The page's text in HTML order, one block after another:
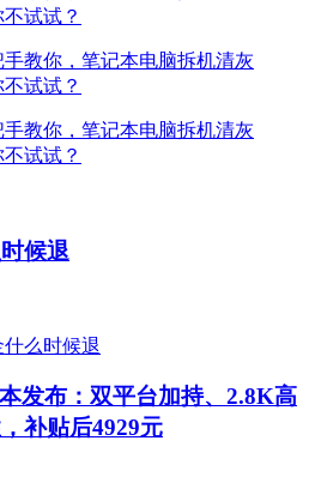
候退
发布：双平台加持、2.8K高
补贴后4929元